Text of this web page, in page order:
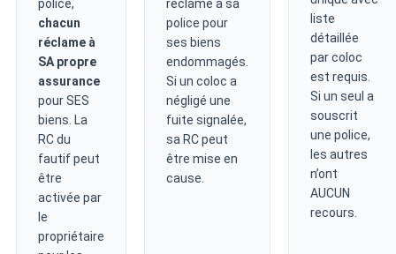
police,
chacun
réclame à
SA propre
assurance
pour SES
biens. La
RC du
fautif peut
être
activée par
le
propriétaire
réclame à sa
police pour
ses biens
endommagés.
Si un coloc a
négligé une
fuite signalée,
sa RC peut
être mise en
cause.
liste
détaillée
par coloc
est requis.
Si un seul a
souscrit
une police,
les autres
n’ont
AUCUN
recours.